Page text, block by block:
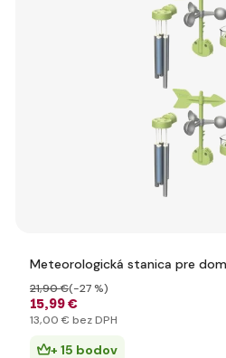
Meteorologická stanica pre
15,99 €
21,90 €(-27 %)
13,00 € bez DPH
+ 15 bodov